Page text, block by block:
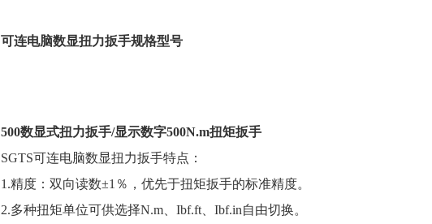
可连电脑数显扭力扳手规格型号
500数显式扭力扳手/显示数字500N.m扭矩扳手
SGTS可连电脑数显扭力扳手特点：
1.精度：双向读数±1％，优先于扭矩扳手的标准精度。
2.多种扭矩单位可供选择N.m、Ibf.ft、Ibf.in自由切换。